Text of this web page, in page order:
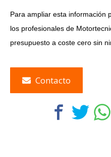
Para ampliar esta información
los profesionales de
presupuesto a coste cero sin
Contacto